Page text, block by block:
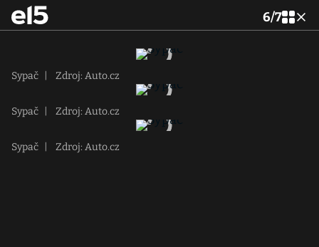
6/7
Sypač Zdroj: Auto.cz
Sypač Zdroj: Auto.cz
Sypač Zdroj: Auto.cz